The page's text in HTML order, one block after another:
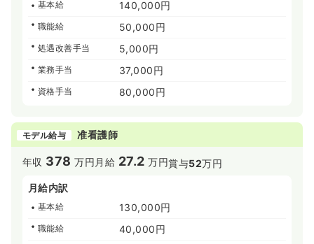
基本給 140,000円
職能給 50,000円
処遇改善手当 5,000円
業務手当 37,000円
資格手当 80,000円
モデル給与 准看護師
年収 378 万円 月給 27.2 万円賞与52万円
月給内訳
基本給 130,000円
職能給 40,000円